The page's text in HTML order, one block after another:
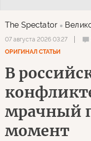
The Spectator
07 августа 2026 03:27
ОРИГИНАЛ СТАТЬИ
В
мрачный
момент